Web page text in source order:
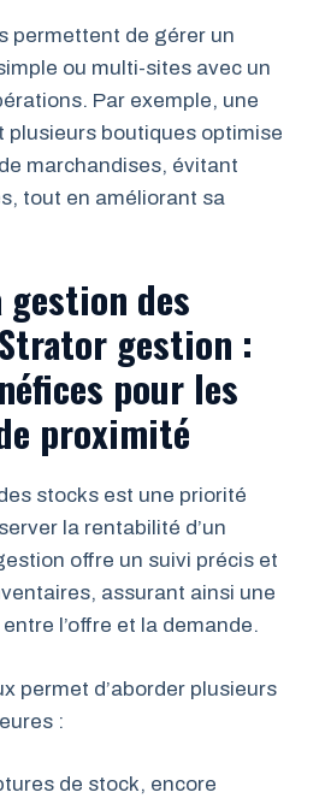
permettent de gérer un
ou multi-sites avec un
Par exemple, une
plusieurs boutiques optimise
marchandises, évitant
tout en améliorant sa
des
gestion :
pour les
proximité
stocks est une priorité
la rentabilité d’un
offre un suivi précis et
assurant ainsi une
l’offre et la demande.
permet d’aborder plusieurs
:
de stock, encore